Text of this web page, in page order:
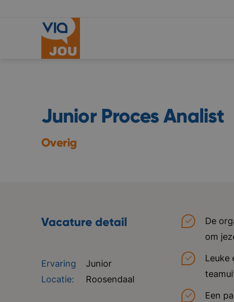
Junior Proces Analist
Overig
Vacature detail
Ervaring
Junior
Locatie:
Roosendaal
De
om
Leuke
Een